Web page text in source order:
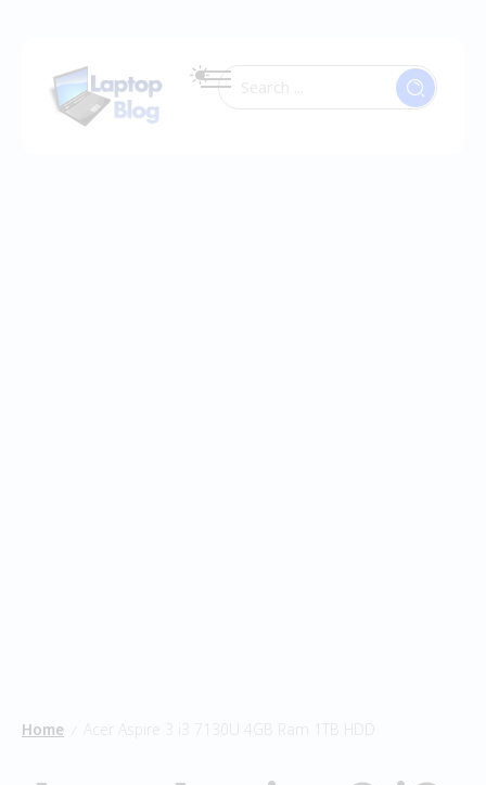
Home Acer Aspire 3 i3 7130U 4GB Ram 1TB HDD